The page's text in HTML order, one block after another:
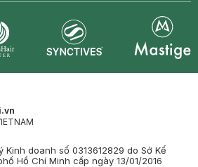
doanh số 0313612829 do Sở Kế
Hồ Chí Minh cấp ngày 13/01/2016